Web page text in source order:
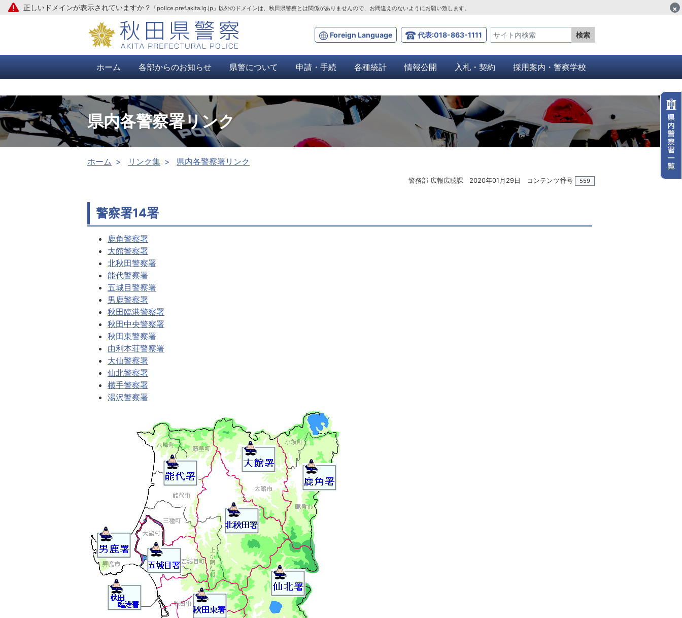
本文へ
Foreign Language 代表:018-863-1111 検索
正しいドメインが表示されていますか？ 「police.pref.akita.lg.jp」以外のドメインは、秋田県警察とは関係がありませんので、お間違えのないようにお願い致します。 ×
ホーム 各部からのお知らせ 県警について 申請・手続 各種統計 情報公開 入札・契約 採用案内・警察学校
県内各警察署リンク
ホーム リンク集 県内各警察署リンク
警務部 広報広聴課 2020年01月29日 コンテンツ番号 559
警察署14署
鹿角警察署
大館警察署
北秋田警察署
能代警察署
五城目警察署
男鹿警察署
秋田臨港警察署
秋田中央警察署
秋田東警察署
由利本荘警察署
大仙警察署
仙北警察署
横手警察署
湯沢警察署